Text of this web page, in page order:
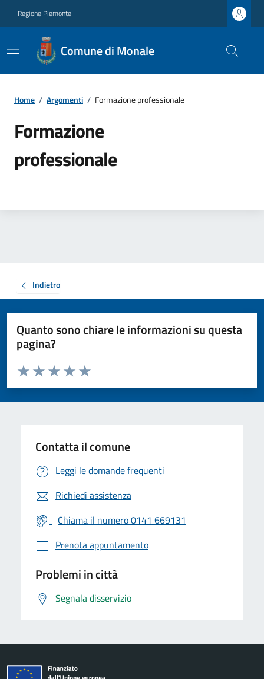
Regione Piemonte
Comune di Monale
Home / Argomenti / Formazione professionale
Formazione
professionale
Indietro
Quanto sono chiare le informazioni su questa
pagina?
Valuta da 1 a 5 stelle la pagina
Valuta 5 stelle su 5
Valuta 4 stelle su 5
Valuta 3 stelle su 5
Valuta 2 stelle su 5
Valuta 1 stelle su 5
Contatta il comune
Leggi le domande frequenti
Richiedi assistenza
Chiama il numero 0141 669131
Prenota appuntamento
Problemi in città
Segnala disservizio